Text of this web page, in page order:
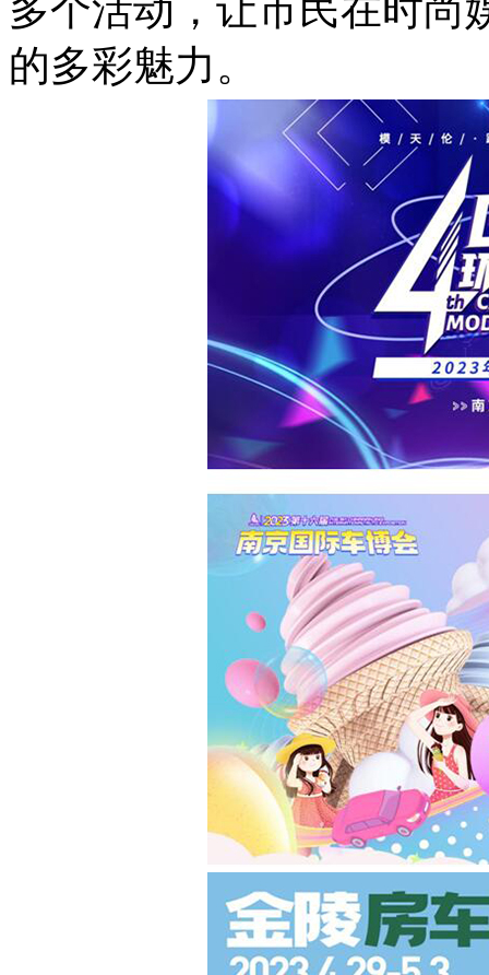
多个活动，让市民在时尚
的多彩魅力。